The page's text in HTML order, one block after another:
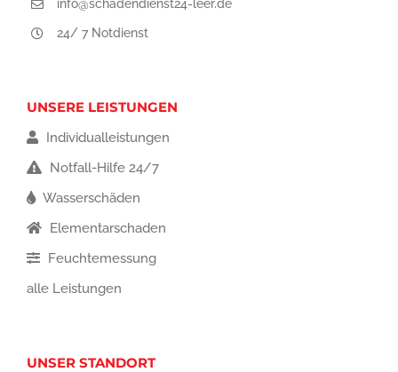
info@schadendienst24-leer.de
24/ 7 Notdienst
UNSERE LEISTUNGEN
Individualleistungen
Notfall-Hilfe 24/7
Wasserschäden
Elementarschaden
Feuchtemessung
alle Leistungen
UNSER STANDORT